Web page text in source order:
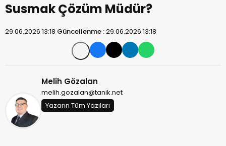
Susmak Çözüm Müdür?
29.06.2026 13:18 Güncellenme :29.06.2026 13:18
Melih Gözalan
melih.gozalan@tanik.net
Yazarın Tüm Yazıları